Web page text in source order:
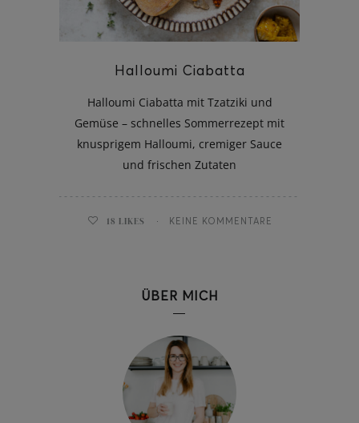
Halloumi Ciabatta
Halloumi Ciabatta mit Tzatziki und
Gemüse – schnelles Sommerrezept mit
knusprigem Halloumi, cremiger Sauce
und frischen Zutaten
18 LIKES KEINE KOMMENTARE
ÜBER MICH